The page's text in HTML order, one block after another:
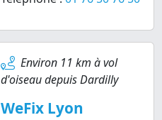
Environ 11 km à vol
d'oiseau depuis Dardilly
WeFix Lyon